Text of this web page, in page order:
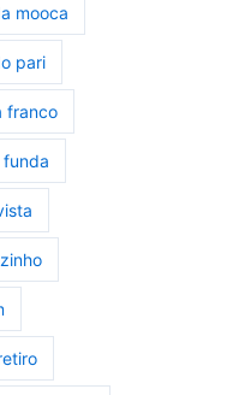
mooca
pari
franco